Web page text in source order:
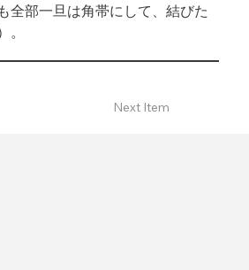
全部一旦は角帯にして、結びた
。
Next Item